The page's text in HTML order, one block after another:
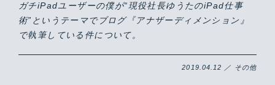
ガチiPadユーザーの僕が“現役社長ゆうたのiPad仕事
術”というテーマでブログ『アナザーディメンション』
で執筆している件について。
2019.04.12 ／ その他